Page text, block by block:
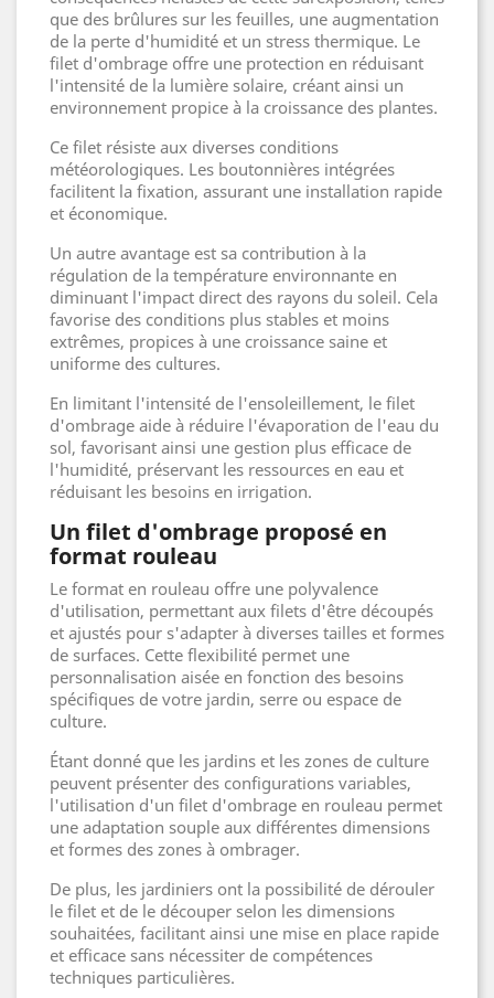
que des brûlures sur les feuilles, une augmentation
de la perte d'humidité et un stress thermique. Le
filet d'ombrage offre une protection en réduisant
l'intensité de la lumière solaire, créant ainsi un
environnement propice à la croissance des plantes.
Ce filet résiste aux diverses conditions
météorologiques. Les boutonnières intégrées
facilitent la fixation, assurant une installation rapide
et économique.
Un autre avantage est sa contribution à la
régulation de la température environnante en
diminuant l'impact direct des rayons du soleil. Cela
favorise des conditions plus stables et moins
extrêmes, propices à une croissance saine et
uniforme des cultures.
En limitant l'intensité de l'ensoleillement, le filet
d'ombrage aide à réduire l'évaporation de l'eau du
sol, favorisant ainsi une gestion plus efficace de
l'humidité, préservant les ressources en eau et
réduisant les besoins en irrigation.
Un filet d'ombrage proposé en
format rouleau
Le format en rouleau offre une polyvalence
d'utilisation, permettant aux filets d'être découpés
et ajustés pour s'adapter à diverses tailles et formes
de surfaces. Cette flexibilité permet une
personnalisation aisée en fonction des besoins
spécifiques de votre jardin, serre ou espace de
culture.
Étant donné que les jardins et les zones de culture
peuvent présenter des configurations variables,
l'utilisation d'un filet d'ombrage en rouleau permet
une adaptation souple aux différentes dimensions
et formes des zones à ombrager.
De plus, les jardiniers ont la possibilité de dérouler
le filet et de le découper selon les dimensions
souhaitées, facilitant ainsi une mise en place rapide
et efficace sans nécessiter de compétences
techniques particulières.